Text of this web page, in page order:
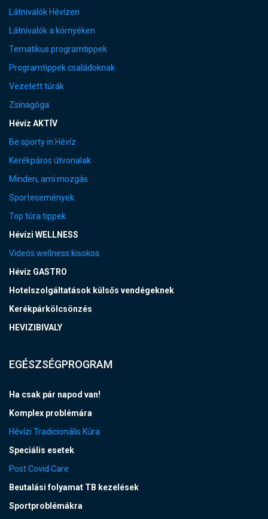
Látnivalók Hévízen
Látnivalók a környéken
Tematikus programtippek
Programtippek családoknak
Vezetett túrák
Zsinagóga
Hévíz AKTÍV
Be sporty in Hévíz
Kerékpáros útvonalak
Minden, ami mozgás
Sportesemények
Top túra tippek
Hévízi WELLNESS
Videós wellness kisokos
Hévíz GASTRO
Hotelszolgáltatások külsős vendégeknek
Kerékpárkölcsönzés
HEVIZIBIVALY
EGÉSZSÉGPROGRAM
Ha csak pár napod van!
Komplex problémára
Hévízi Tradicionális Kúra
Speciális esetek
Post Covid Care
Beutalási folyamat TB kezelések
Sportproblémákra